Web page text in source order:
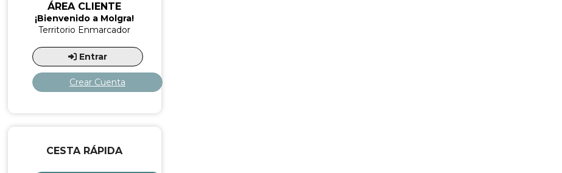
ÁREA CLIENTE
¡Bienvenido a Molgra!
Territorio Enmarcador
Entrar
Crear Cuenta
CESTA RÁPIDA